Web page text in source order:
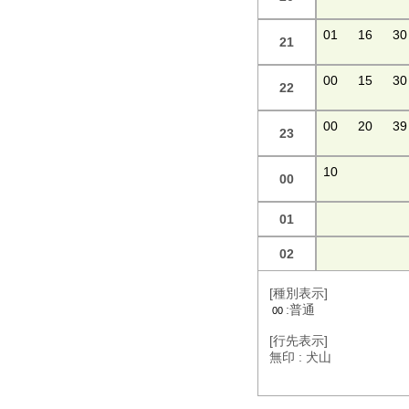
21 01 16 30
22 00 15 30
23 00 20 39
00 10
01
02
[種別表示]
00 :普通
[行先表示]
無印 : 犬山